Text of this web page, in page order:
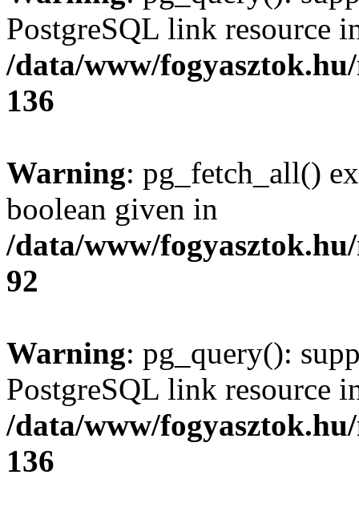
PostgreSQL link resource
/data/www/
136
Warning: pg_fetch_all()
boolean given in
/data/www/
92
Warning: pg_query():
PostgreSQL link resource
/data/www/
136